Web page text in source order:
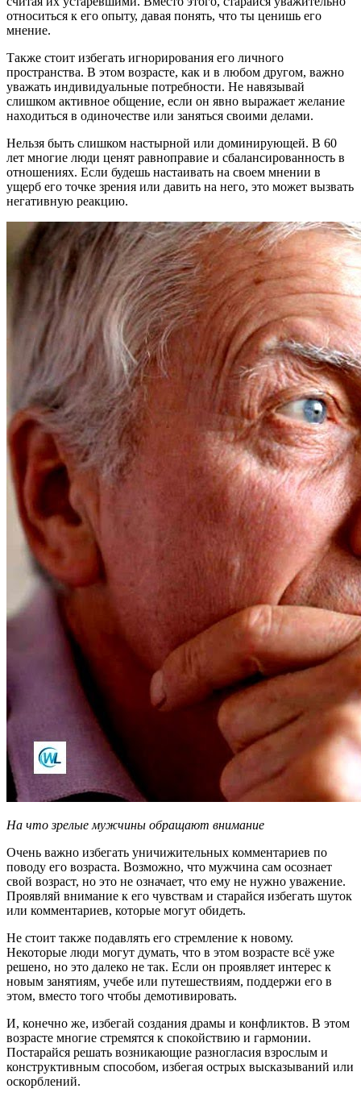
относиться к его опыту, давая понять, что ты ценишь его
мнение.
Также стоит избегать игнорирования его личного
пространства. В этом возрасте, как и в любом другом, важно
уважать индивидуальные потребности. Не навязывай
слишком активное общение, если он явно выражает желание
находиться в одиночестве или заняться своими делами.
Нельзя быть слишком настырной или доминирующей. В 60
лет многие люди ценят равноправие и сбалансированность в
отношениях. Если будешь настаивать на своем мнении в
ущерб его точке зрения или давить на него, это может вызвать
негативную реакцию.
На что зрелые мужчины обращают внимание
Очень важно избегать уничижительных комментариев по
поводу его возраста. Возможно, что мужчина сам осознает
свой возраст, но это не означает, что ему не нужно уважение.
Проявляй внимание к его чувствам и старайся избегать шуток
или комментариев, которые могут обидеть.
Не стоит также подавлять его стремление к новому.
Некоторые люди могут думать, что в этом возрасте всё уже
решено, но это далеко не так. Если он проявляет интерес к
новым занятиям, учебе или путешествиям, поддержи его в
этом, вместо того чтобы демотивировать.
И, конечно же, избегай создания драмы и конфликтов. В этом
возрасте многие стремятся к спокойствию и гармонии.
Постарайся решать возникающие разногласия взрослым и
конструктивным способом, избегая острых высказываний или
оскорблений.